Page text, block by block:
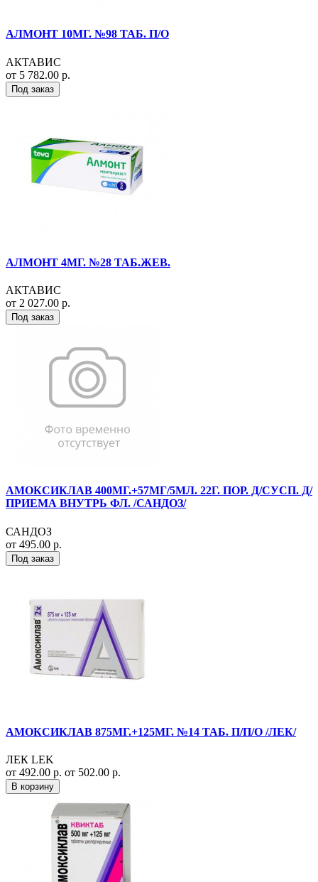
АЛМОНТ 10МГ. №98 ТАБ. П/О
АКТАВИС
от 5 782.00 р.
Под заказ
АЛМОНТ 4МГ. №28 ТАБ.ЖЕВ.
АКТАВИС
от 2 027.00 р.
Под заказ
АМОКСИКЛАВ 400МГ.+57МГ/5МЛ. 22Г. ПОР. Д/СУСП. Д/
ПРИЕМА ВНУТРЬ ФЛ. /САНДОЗ/
САНДОЗ
от 495.00 р.
Под заказ
АМОКСИКЛАВ 875МГ.+125МГ. №14 ТАБ. П/П/О /ЛЕК/
ЛЕК LEK
от 492.00 р. от 502.00 р.
В корзину